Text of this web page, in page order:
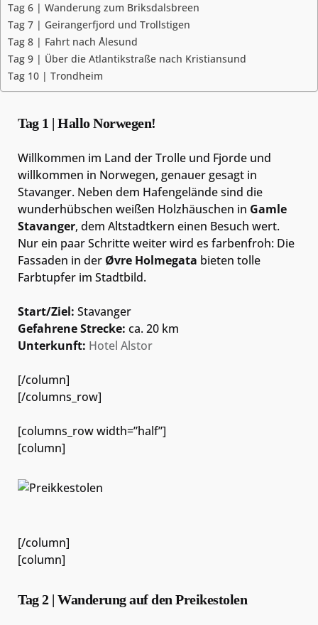
Tag 6 | Wanderung zum Briksdalsbreen
Tag 7 | Geirangerfjord und Trollstigen
Tag 8 | Fahrt nach Ålesund
Tag 9 | Über die Atlantikstraße nach Kristiansund
Tag 10 | Trondheim
Tag 1 | Hallo Norwegen!
Willkommen im Land der Trolle und Fjorde und
willkommen in Norwegen, genauer gesagt in
Stavanger. Neben dem Hafengelände sind die
wunderhübschen weißen Holzhäuschen in Gamle
Stavanger, dem Altstadtkern einen Besuch wert.
Nur ein paar Schritte weiter wird es farbenfroh: Die
Fassaden in der Øvre Holmegata bieten tolle
Farbtupfer im Stadtbild.
Start/Ziel: Stavanger
Gefahrene Strecke: ca. 20 km
Unterkunft: Hotel Alstor
[/column]
[/columns_row]
[columns_row width=”half”]
[column]
[/column]
[column]
Tag 2 | Wanderung auf den Preikestolen